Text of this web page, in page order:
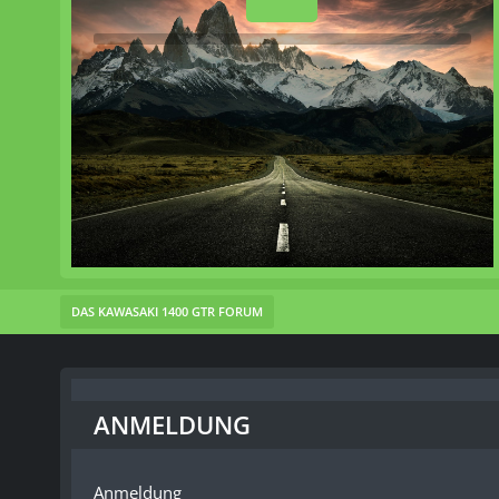
DAS KAWASAKI 1400 GTR FORUM
ANMELDUNG
Anmeldung